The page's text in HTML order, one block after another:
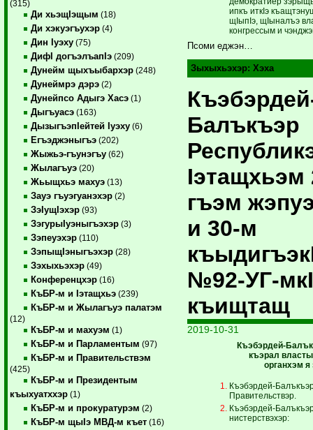
(315)
Ди хьэщIэщым (18)
Ди хэкуэгъухэр (4)
Дин Iуэху (75)
ДифI догъэлъапIэ (209)
Дунейм щыхъыбархэр (248)
Дунеймрэ дэрэ (2)
Дунейпсо Адыгэ Хасэ (1)
Дыгъуасэ (163)
ДызыгъэпIейтей Iуэху (6)
Егъэджэныгъэ (202)
Жыжьэ-гъунэгъу (62)
Жылагъуэ (20)
Жьыщхьэ махуэ (13)
Зауэ гъуэгуанэхэр (2)
ЗэIущIэхэр (93)
ЗэгурыIуэныгъэхэр (3)
Зэпеуэхэр (110)
ЗэпыщIэныгъэхэр (28)
Зэхыхьэхэр (49)
Конференцхэр (16)
КъБР-м и Iэтащхьэ (239)
КъБР-м и Жылагъуэ палатэм
(12)
КъБР-м и махуэм (1)
КъБР-м и Парламентым (97)
КъБР-м и Правительствэм
(425)
КъБР-м и Президентым
къыхуатххэр (1)
КъБР-м и прокуратурэм (2)
КъБР-м щыIэ МВД-м къет (16)
ипкъ ­иткIэ
щIы­пIэ, щIыналъэ
конгрессым и
Псоми еджэн…
Зыхыхьэхэр:Хэха
Балъкъэр
Iэтащхьэм
гъэм
и 30-м
№92-УГ-
къищтащ
2019-10-31
Къэбэрдей-
къэрал
органхэм
Къэбэрдей-
Правительствэр.
Къэбэрдей-
нистерствэхэр: